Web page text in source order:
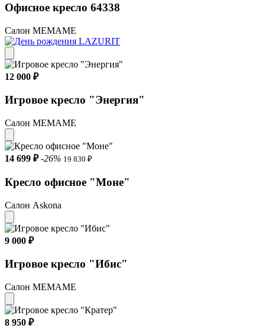
Офисное кресло 64338
Салон МЕМАМЕ
12 000 ₽
Игровое кресло "Энергия"
Салон МЕМАМЕ
14 699 ₽ -26% 19 830 ₽
Кресло офисное "Моне"
Салон Askona
9 000 ₽
Игровое кресло "Ибис"
Салон МЕМАМЕ
8 950 ₽